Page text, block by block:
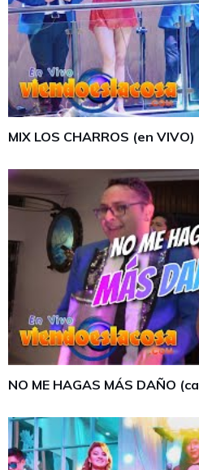
MIX LOS CHARROS (en VIVO)
NO ME HAGAS MÁS DAÑO